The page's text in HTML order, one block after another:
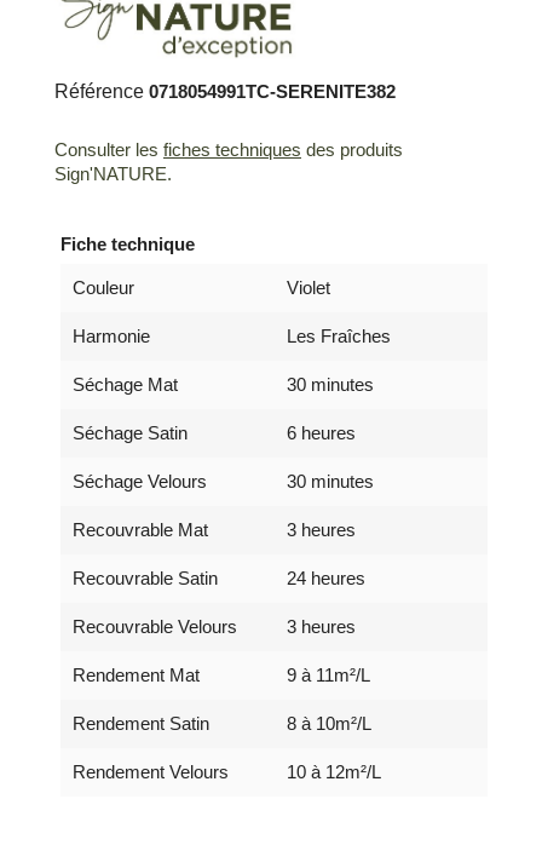
Référence 0718054991TC-SERENITE382
Consulter les fiches techniques des produits
Sign'NATURE.
Fiche technique
Couleur Violet
Harmonie Les Fraîches
Séchage Mat 30 minutes
Séchage Satin 6 heures
Séchage Velours 30 minutes
Recouvrable Mat 3 heures
Recouvrable Satin 24 heures
Recouvrable Velours 3 heures
Rendement Mat 9 à 11m²/L
Rendement Satin 8 à 10m²/L
Rendement Velours 10 à 12m²/L